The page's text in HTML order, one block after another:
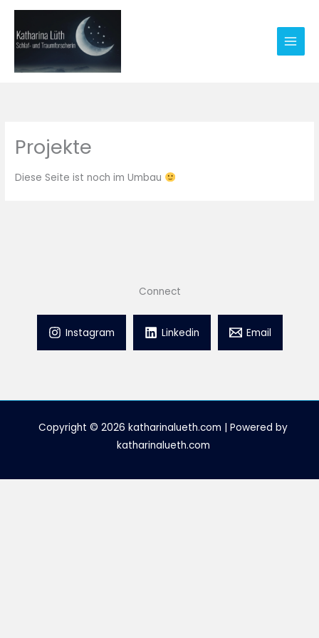
Zum
springen
Projekte
Diese Seite ist noch im Umbau
Connect
Instagram Linkedin Email
Copyright © 2026 katharinalueth.com | Powered by
katharinalueth.com